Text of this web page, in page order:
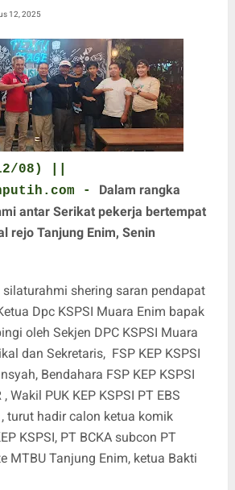
12, 2025
08) ||
- Dalam rangka
antar Serikat pekerja bertempat
rejo Tanjung Enim, Senin
shering saran pendapat
Dpc KSPSI Muara Enim bapak
oleh Sekjen DPC KSPSI Muara
dan Sekretaris, FSP KEP KSPSI
Bendahara FSP KEP KSPSI
Wakil PUK KEP KSPSI PT EBS
turut hadir calon ketua komik
KSPSI, PT BCKA subcon PT
MTBU Tanjung Enim, ketua Bakti